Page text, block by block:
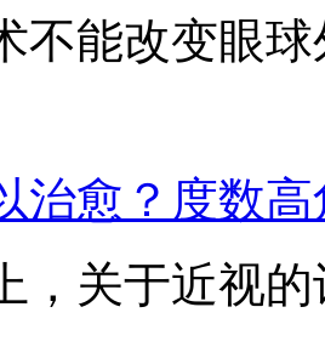
不能改变眼
治愈？度数
，关于近视